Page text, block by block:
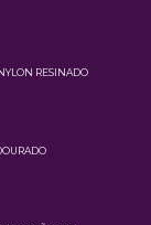
RESINADO